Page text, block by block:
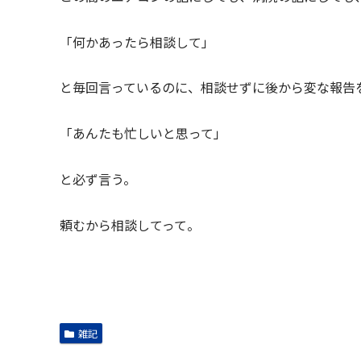
「何かあったら相談して」
と毎回言っているのに、相談せずに後から変な報告
「あんたも忙しいと思って」
と必ず言う。
頼むから相談してって。
雑記